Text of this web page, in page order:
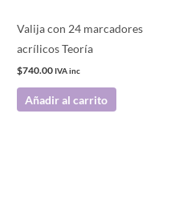
Valija con 24 marcadores
acrílicos Teoría
$740.00 IVA inc
Añadir al carrito